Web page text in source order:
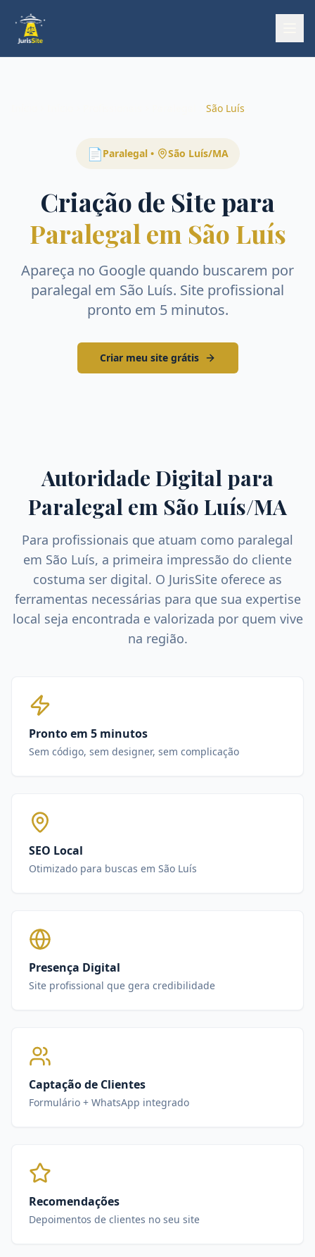
São Luís
📄Paralegal • São Luís/MA
Criação de Site para
Paralegal em São Luís
Apareça no Google quando buscarem por
paralegal em São Luís. Site profissional
pronto em 5 minutos.
Criar meu site grátis
Autoridade Digital para
Paralegal em São Luís/MA
Para profissionais que atuam como paralegal
em São Luís, a primeira impressão do cliente
costuma ser digital. O JurisSite oferece as
ferramentas necessárias para que sua expertise
local seja encontrada e valorizada por quem vive
na região.
Pronto em 5 minutos
Sem código, sem designer, sem complicação
SEO Local
Otimizado para buscas em São Luís
Presença Digital
Site profissional que gera credibilidade
Captação de Clientes
Formulário + WhatsApp integrado
Recomendações
Depoimentos de clientes no seu site